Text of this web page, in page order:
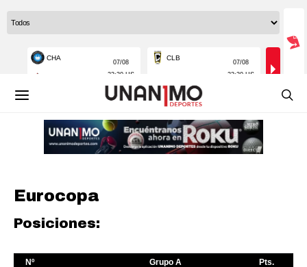
Eurocopa
Posiciones: